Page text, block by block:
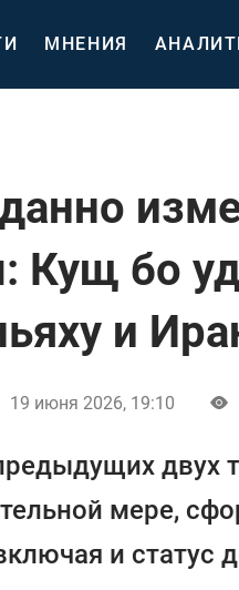
МНЕНИЯ
Кущ бо
и
19 июня 2026, 19:10
двух
мере,
и статус